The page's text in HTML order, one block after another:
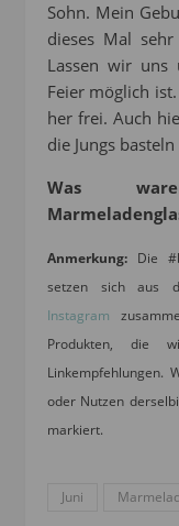
Sohn. Mein
dieses Mal
Lassen wir uns
Feier möglich
her frei. Auch
die Jungs
Was
Anmerkung: Die
setzen sich aus
Instagram
Produkten, die
Linkempfehlungen.
oder Nutzen
markiert.
Juni